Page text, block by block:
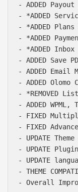
- ADDED
- *ADDED
- *ADDED
- *ADDED
- *ADDED
- ADDED Save
- ADDED Email
- ADDED
- *REMOVED
- ADDED
- FIXED
- FIXED
- UPDATE
- UPDATE
- UPDATE
- THEME